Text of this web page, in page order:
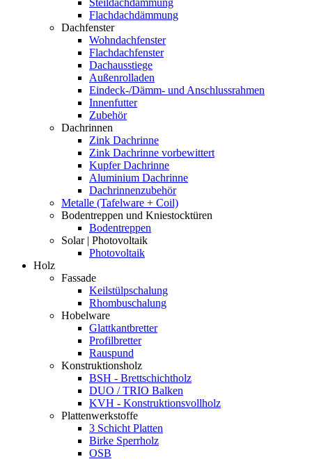
Steildachdämmung
Flachdachdämmung
Dachfenster
Wohndachfenster
Flachdachfenster
Dachausstiege
Außenrolladen
Eindeck-/Dämm- und Anschlussrahmen
Innenfutter
Zubehör
Dachrinnen
Zink Dachrinne
Zink Dachrinne vorbewittert
Kupfer Dachrinne
Aluminium Dachrinne
Dachrinnenzubehör
Metalle (Tafelware + Coil)
Bodentreppen und Kniestocktüren
Bodentreppen
Solar | Photovoltaik
Photovoltaik
Holz
Fassade
Keilstülpschalung
Rhombuschalung
Hobelware
Glattkantbretter
Profilbretter
Rauspund
Konstruktionsholz
BSH - Brettschichtholz
DUO / TRIO Balken
KVH - Konstruktionsvollholz
Plattenwerkstoffe
3 Schicht Platten
Birke Sperrholz
OSB